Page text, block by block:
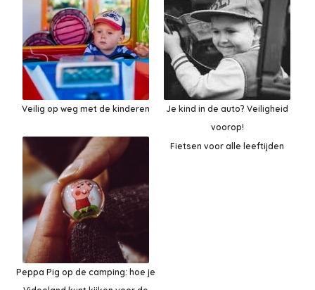
Veilig op weg met de kinderen
Je kind in de auto? Veiligheid
voorop!
Peppa Pig op de camping: hoe je
Fietsen voor alle leeftijden